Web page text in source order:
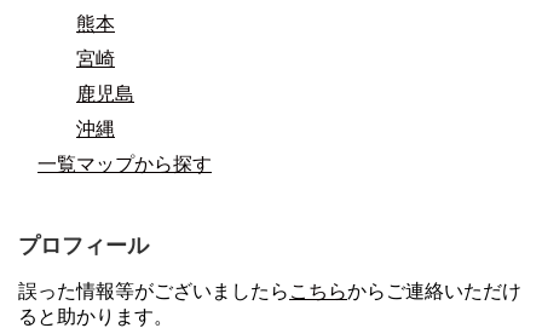
熊本
宮崎
鹿児島
沖縄
一覧マップから探す
プロフィール
誤った情報等がございましたら こちらからご連絡いただけ
ると助かります。